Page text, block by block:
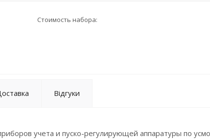
Стоимость набора:
Відгуки
учета и пуско-регулирующей аппаратуры по